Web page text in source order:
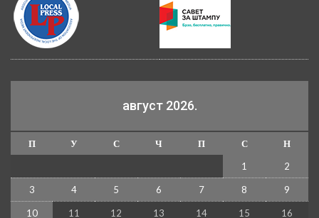
август 2026.
П У С Ч П С
Н
1
2
3 4 5 6 7 8 9
10 11 12 13 14 15 16